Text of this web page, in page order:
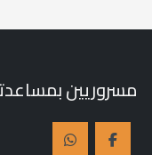
مسروريين